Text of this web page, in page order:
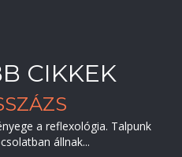
CIKKEK
a reflexológia. Talpunk
állnak...